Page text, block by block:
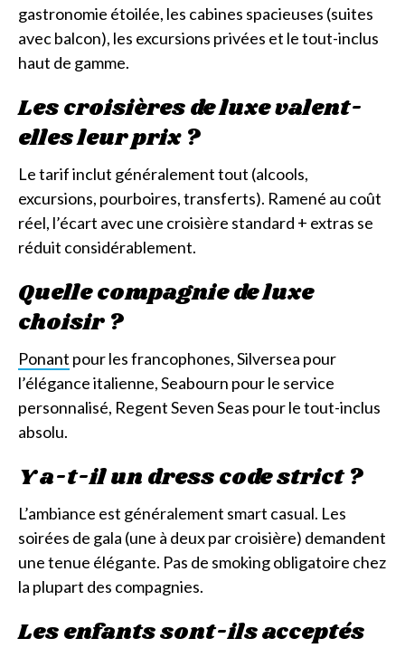
gastronomie étoilée, les cabines spacieuses (suites
avec balcon), les excursions privées et le tout-inclus
haut de gamme.
Les croisières de luxe valent-
elles leur prix ?
Le tarif inclut généralement tout (alcools,
excursions, pourboires, transferts). Ramené au coût
réel, l’écart avec une croisière standard + extras se
réduit considérablement.
Quelle compagnie de luxe
choisir ?
Ponant pour les francophones, Silversea pour
l’élégance italienne, Seabourn pour le service
personnalisé, Regent Seven Seas pour le tout-inclus
absolu.
Y a-t-il un dress code strict ?
L’ambiance est généralement smart casual. Les
soirées de gala (une à deux par croisière) demandent
une tenue élégante. Pas de smoking obligatoire chez
la plupart des compagnies.
Les enfants sont-ils acceptés